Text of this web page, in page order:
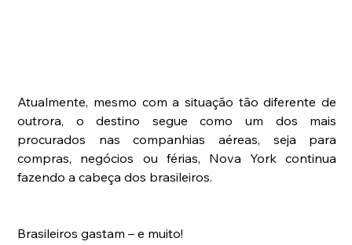
Atualmente, mesmo com a situação tão diferente de
outrora, o destino segue como um dos mais
procurados nas companhias aéreas, seja para
compras, negócios ou férias, Nova York continua
fazendo a cabeça dos brasileiros.
Brasileiros gastam – e muito!